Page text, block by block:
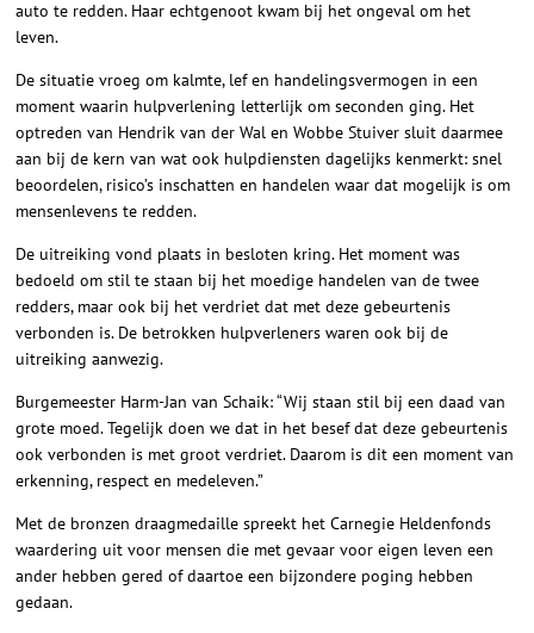
auto te redden. Haar echtgenoot kwam bij het ongeval om het
leven.
De situatie vroeg om kalmte, lef en handelingsvermogen in een
moment waarin hulpverlening letterlijk om seconden ging. Het
optreden van Hendrik van der Wal en Wobbe Stuiver sluit daarmee
aan bij de kern van wat ook hulpdiensten dagelijks kenmerkt: snel
beoordelen, risico’s inschatten en handelen waar dat mogelijk is om
mensenlevens te redden.
De uitreiking vond plaats in besloten kring. Het moment was
bedoeld om stil te staan bij het moedige handelen van de twee
redders, maar ook bij het verdriet dat met deze gebeurtenis
verbonden is. De betrokken hulpverleners waren ook bij de
uitreiking aanwezig.
Burgemeester Harm-Jan van Schaik: “Wij staan stil bij een daad van
grote moed. Tegelijk doen we dat in het besef dat deze gebeurtenis
ook verbonden is met groot verdriet. Daarom is dit een moment van
erkenning, respect en medeleven.”
Met de bronzen draagmedaille spreekt het Carnegie Heldenfonds
waardering uit voor mensen die met gevaar voor eigen leven een
ander hebben gered of daartoe een bijzondere poging hebben
gedaan.